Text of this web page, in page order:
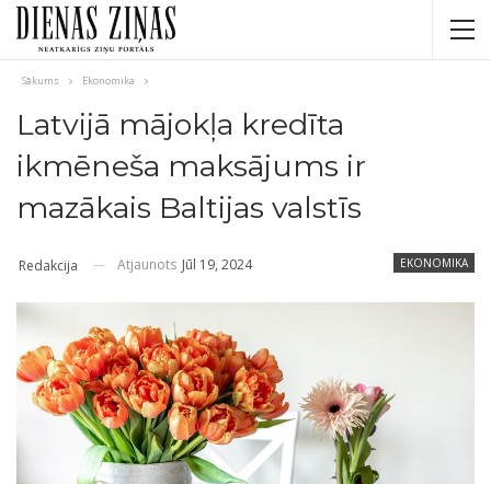
Sākums Ekonomika
Latvijā mājokļa kredīta
ikmēneša maksājums ir
mazākais Baltijas valstīs
EKONOMIKA
Redakcija Atjaunots Jūl 19, 2024